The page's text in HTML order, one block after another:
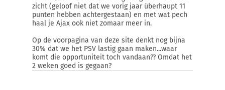
zicht (geloof niet dat we vorig jaar überhaupt 11
punten hebben achtergestaan) en met wat pech
haal je Ajax ook niet zomaar meer in.
Op de voorpagina van deze site denkt nog bijna
30% dat we het PSV lastig gaan maken...waar
komt die opportuniteit toch vandaan?? Omdat het
2 weken goed is gegaan?